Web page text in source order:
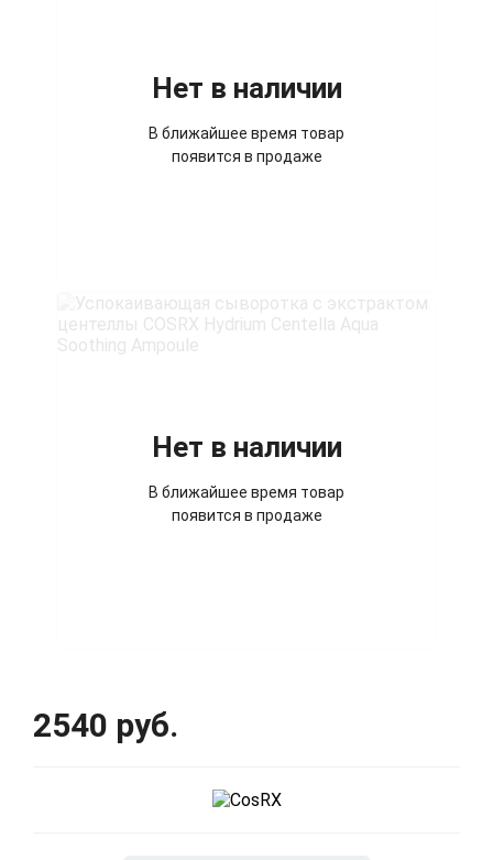
Нет в наличии
В ближайшее время товар
появится в продаже
Нет в наличии
В ближайшее время товар
появится в продаже
2540 руб.